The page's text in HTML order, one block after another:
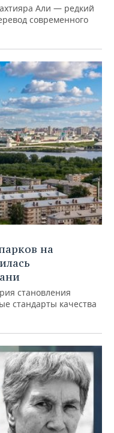
Али — редкий
современного
на
становления
стандарты качества